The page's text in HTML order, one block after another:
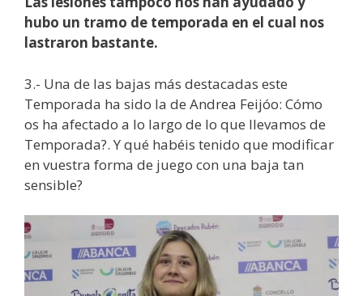
hubo un tramo de temporada en el cual nos
lastraron bastante.
3.- Una de las bajas más destacadas este
Temporada ha sido la de Andrea Feijóo: Cómo
os ha afectado a lo largo de lo que llevamos de
Temporada?. Y qué habéis tenido que modificar
en vuestra forma de juego con una baja tan
sensible?